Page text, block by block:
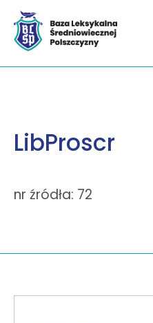
LibProscr
nr źródła: 72